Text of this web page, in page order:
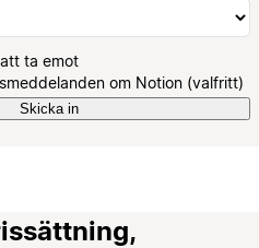
ta emot
om Notion (valfritt)
Skicka in